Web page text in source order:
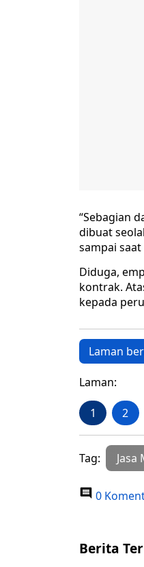
“Sebagian
dibuat
sampai saat
Diduga,
kontrak.
kepada
Laman
Laman:
1 2
Tag: Jasa
0
Berita